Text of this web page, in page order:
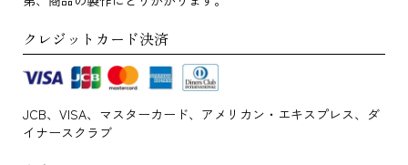
クレジットカード決済
JCB、VISA、マスターカード、アメリカン・エキスプレス、ダ
イナースクラブ